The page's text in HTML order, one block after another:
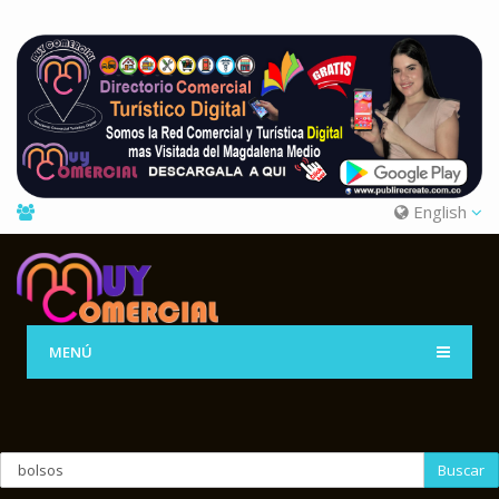
English
MENÚ
Buscar